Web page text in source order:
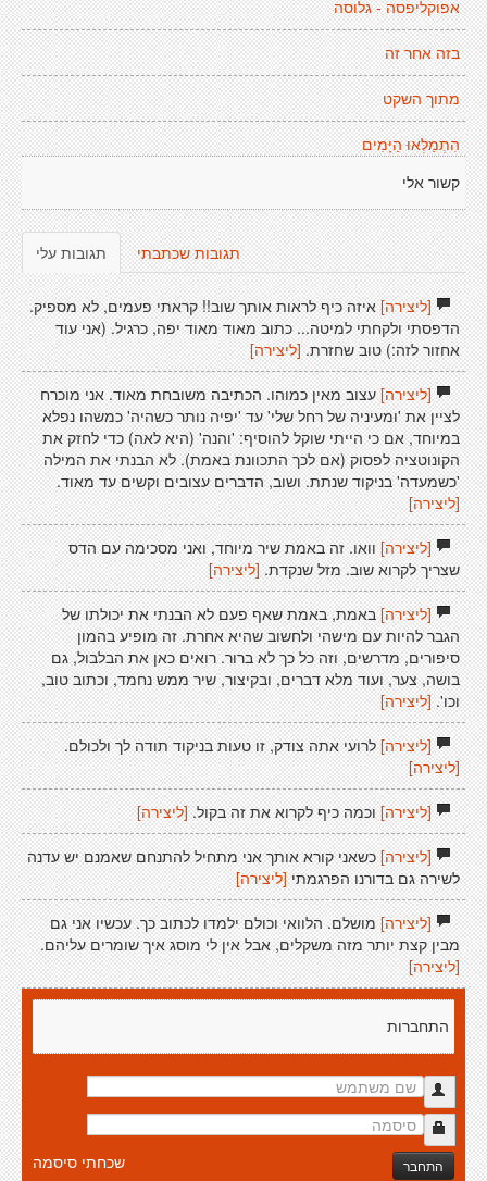
אפוקליפסה - גלוסה
בזה אחר זה
מתוך השקט
הִתְמַלְּאוּ הַיָּמִים
קשור אלי
תגובות עלי תגובות שכתבתי
[ליצירה]איזה כיף לראות אותך שוב!! קראתי פעמים, לא מספיק.
הדפסתי ולקחתי למיטה... כתוב מאוד מאוד יפה, כרגיל. (אני עוד
אחזור לזה:) טוב שחזרת. [ליצירה]
[ליצירה]עצוב מאין כמוהו. הכתיבה משובחת מאוד. אני מוכרח
לציין את 'ומעיניה של רחל שלי' עד 'יפיה נותר כשהיה' כמשהו נפלא
במיוחד, אם כי הייתי שוקל להוסיף: 'והנה' (היא לאה) כדי לחזק את
הקונוטציה לפסוק (אם לכך התכוונת באמת). לא הבנתי את המילה
'כשמעדה' בניקוד שנתת. ושוב, הדברים עצובים וקשים עד מאוד.
[ליצירה]
[ליצירה]וואו. זה באמת שיר מיוחד, ואני מסכימה עם הדס
שצריך לקרוא שוב. מזל שנקדת. [ליצירה]
[ליצירה]באמת, באמת שאף פעם לא הבנתי את יכולתו של
הגבר להיות עם מישהי ולחשוב שהיא אחרת. זה מופיע בהמון
סיפורים, מדרשים, וזה כל כך לא ברור. רואים כאן את הבלבול, גם
בושה, צער, ועוד מלא דברים, ובקיצור, שיר ממש נחמד, וכתוב טוב,
וכו'. [ליצירה]
[ליצירה]לרועי אתה צודק, זו טעות בניקוד תודה לך ולכולם.
[ליצירה]
[ליצירה]וכמה כיף לקרוא את זה בקול. [ליצירה]
[ליצירה]כשאני קורא אותך אני מתחיל להתנחם שאמנם יש עדנה
לשירה גם בדורנו הפרגמתי [ליצירה]
[ליצירה]מושלם. הלוואי וכולם ילמדו לכתוב כך. עכשיו אני גם
מבין קצת יותר מזה משקלים, אבל אין לי מוסג איך שומרים עליהם.
[ליצירה]
התחברות
התחבר שכחתי סיסמה